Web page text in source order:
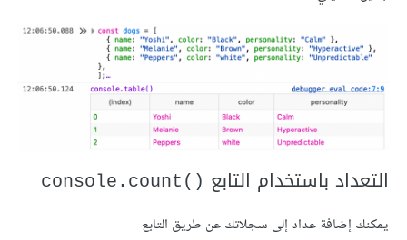
التعداد باستخدام التابع ()console.count
يمكنك إضافة عداد إلى سجلاتك عن طريق التابع